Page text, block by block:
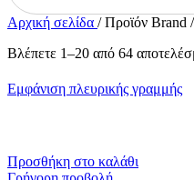
Αρχική σελίδα / Προϊόν Brand /
Βλέπετε 1–20 από 64
Εμφάνιση πλευρικής γραμμής
Προσθήκη στο καλάθι